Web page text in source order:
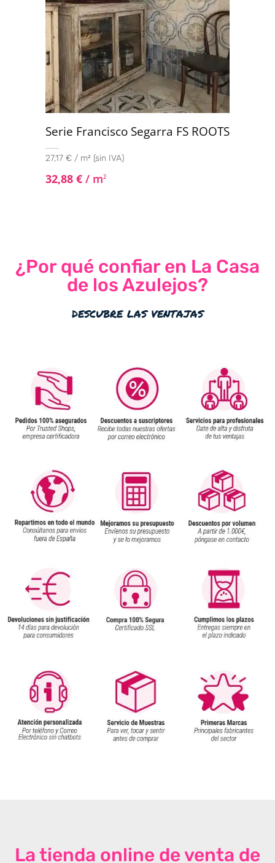
Serie Francisco Segarra FS ROOTS
27,17 € / m² (sin IVA)
32,88 € / m2
¿Por qué confiar en La Casa
de los Azulejos?
descubre las ventajas
La tienda online de venta de